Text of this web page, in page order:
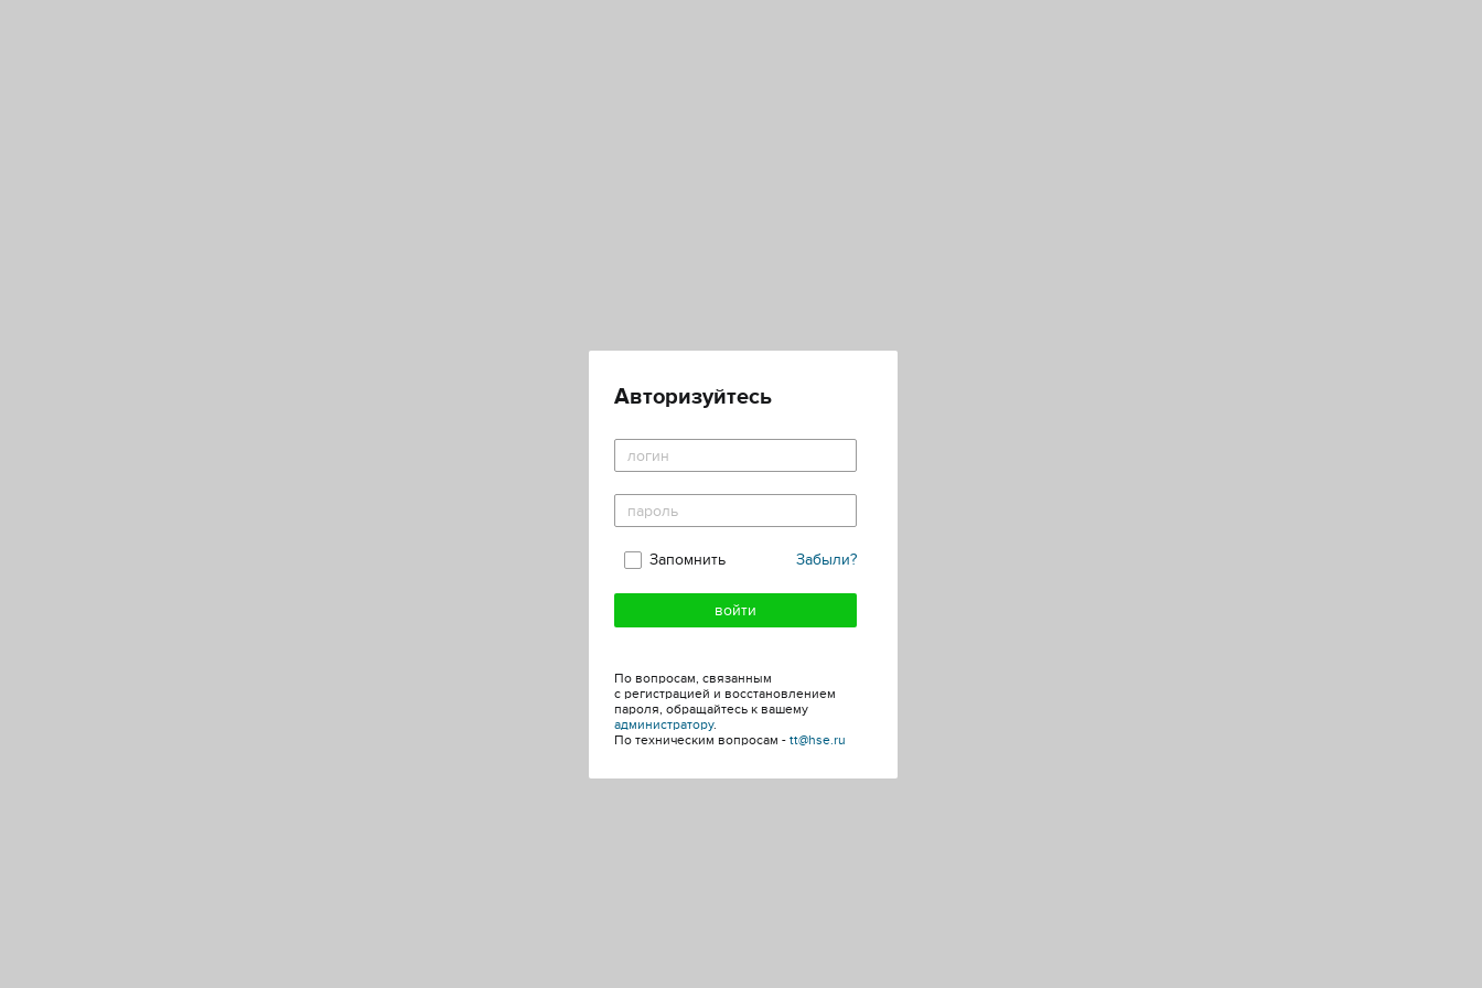
Авторизуйтесь
Забыли?
Запомнить
По вопросам, связанным
с регистрацией и восстановлением
пароля, обращайтесь к вашему
администратору.
По техническим вопросам - tt@hse.ru